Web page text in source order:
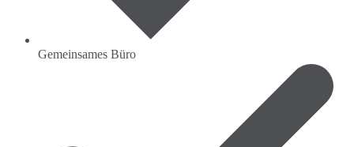
Gemeinsames Büro